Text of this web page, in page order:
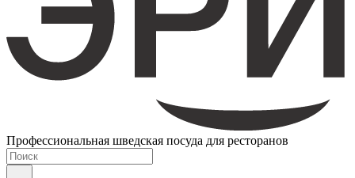
Профессиональная шведская посуда для ресторанов